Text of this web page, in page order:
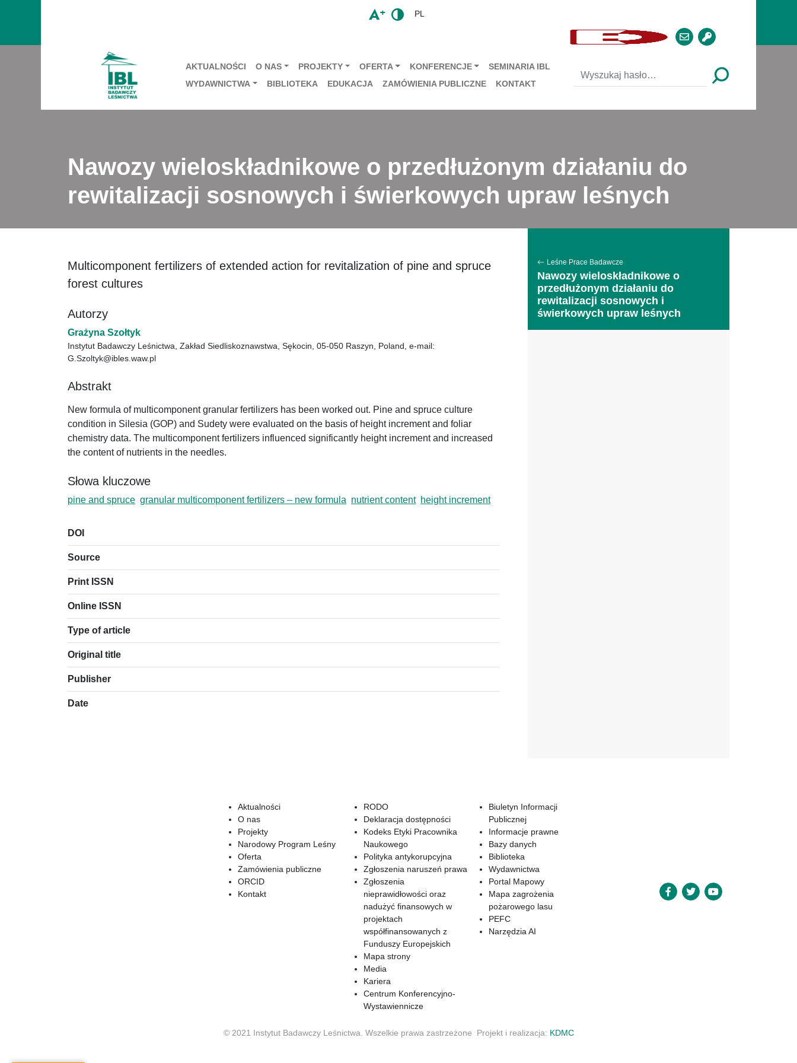
PL
AKTUALNOŚCI O NAS PROJEKTY OFERTA KONFERENCJE
SEMINARIA IBL
WYDAWNICTWA
BIBLIOTEKA EDUKACJA ZAMÓWIENIA PUBLICZNE KONTAKT
Nawozy wieloskładnikowe o przedłużonym działaniu do
rewitalizacji sosnowych i świerkowych upraw leśnych
Multicomponent fertilizers of extended action for revitalization of pine and spruce
forest cultures
Autorzy
Grażyna Szołtyk
Instytut Badawczy Leśnictwa, Zakład Siedliskoznawstwa, Sękocin, 05-050 Raszyn, Poland, e-mail:
G.Szoltyk@ibles.waw.pl
Abstrakt
New formula of multicomponent granular fertilizers has been worked out. Pine and spruce culture
condition in Silesia (GOP) and Sudety were evaluated on the basis of height increment and foliar
chemistry data. The multicomponent fertilizers influenced significantly height increment and increased
the content of nutrients in the needles.
Słowa kluczowe
pine and spruce granular multicomponent fertilizers – new formula nutrient content height increment
DOI
Source
Print ISSN
Online ISSN
Type of article
Original title
Publisher
Date
Leśne Prace Badawcze
Nawozy wieloskładnikowe o
przedłużonym działaniu do
rewitalizacji sosnowych i
świerkowych upraw leśnych
Aktualności
O nas
Projekty
Narodowy Program Leśny
Oferta
Zamówienia publiczne
ORCID
Kontakt
RODO
Deklaracja dostępności
Kodeks Etyki Pracownika
Naukowego
Polityka antykorupcyjna
Zgłoszenia naruszeń prawa
Zgłoszenia
nieprawidłowości oraz
nadużyć finansowych w
projektach
współfinansowanych z
Funduszy Europejskich
Mapa strony
Media
Kariera
Centrum Konferencyjno-
Wystawiennicze
Biuletyn Informacji
Publicznej
Informacje prawne
Bazy danych
Biblioteka
Wydawnictwa
Portal Mapowy
Mapa zagrożenia
pożarowego lasu
PEFC
Narzędzia AI
© 2021 Instytut Badawczy Leśnictwa. Wszelkie prawa zastrzeżone Projekt i realizacja: KDMC